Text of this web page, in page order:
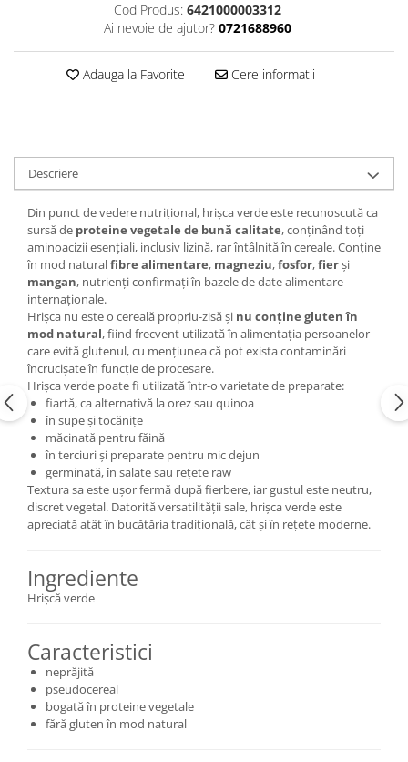
Cod Produs: 6421000003312
Ai nevoie de ajutor? 0721688960
Adauga la Favorite Cere informatii
Descriere
Din punct de vedere nutrițional, hrișca verde este recunoscută ca
sursă de proteine vegetale de bună calitate, conținând toți
aminoacizii esențiali, inclusiv lizină, rar întâlnită în cereale. Conține
în mod naturalfibre alimentare, magneziu,fosfor,fierși
mangan, nutrienți confirmați în bazele de date alimentare
internaționale.
Hrișca nu este o cereală propriu-zisă și nu conține gluten în
mod natural, fiind frecvent utilizată în alimentația persoanelor
care evită glutenul, cu mențiunea că pot exista contaminări
încrucișate în funcție de procesare.
Hrișca verde poate fi utilizată într-o varietate de preparate:
fiartă, ca alternativă la orez sau quinoa
în supe și tocănițe
măcinată pentru făină
în terciuri și preparate pentru mic dejun
germinată, în salate sau rețete raw
Textura sa este ușor fermă după fierbere, iar gustul este neutru,
discret vegetal. Datorită versatilității sale, hrișca verde este
apreciată atât în bucătăria tradițională, cât și în rețete moderne.
Ingrediente
Hrișcă verde
Caracteristici
neprăjită
pseudocereal
bogată în proteine vegetale
fără gluten în mod natural